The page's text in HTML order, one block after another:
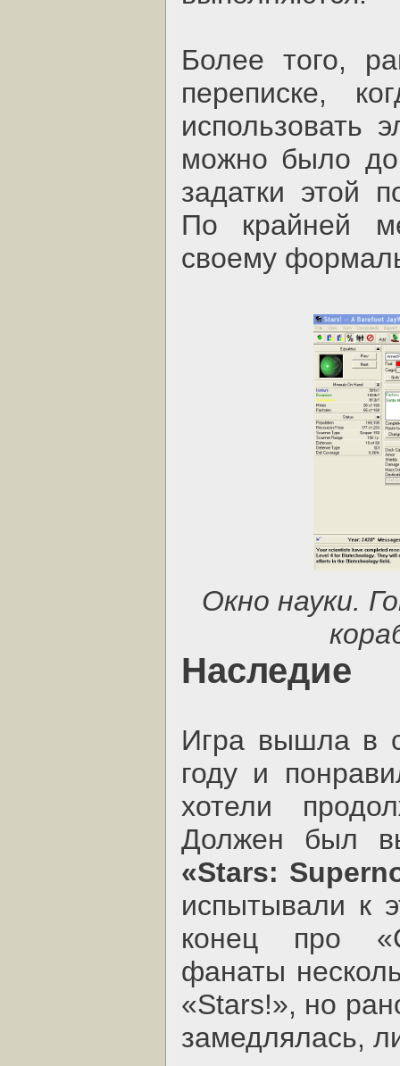
Более того,
переписке,
использовать
можно было
задатки этой
По крайней
своему
Окно науки.
Наследие
Игра вышла в
году и
хотели
Должен был
«Stars:
испытывали к
конец про
фанаты
«Stars!», но
замедлялась,